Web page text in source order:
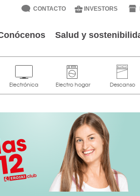
CONTACTO INVESTORS
Salud y